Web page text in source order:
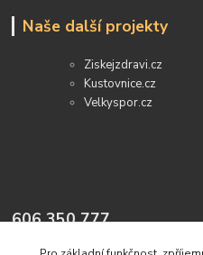
Naše další projekty
Ziskejzdravi.cz
Kustovnice.cz
Velkyspor.cz
606 350 777